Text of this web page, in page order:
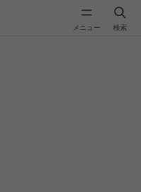
メニュー 検索